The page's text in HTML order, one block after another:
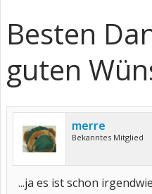
Besten
guten
merre
Bekanntes Mitglied
...ja es ist schon